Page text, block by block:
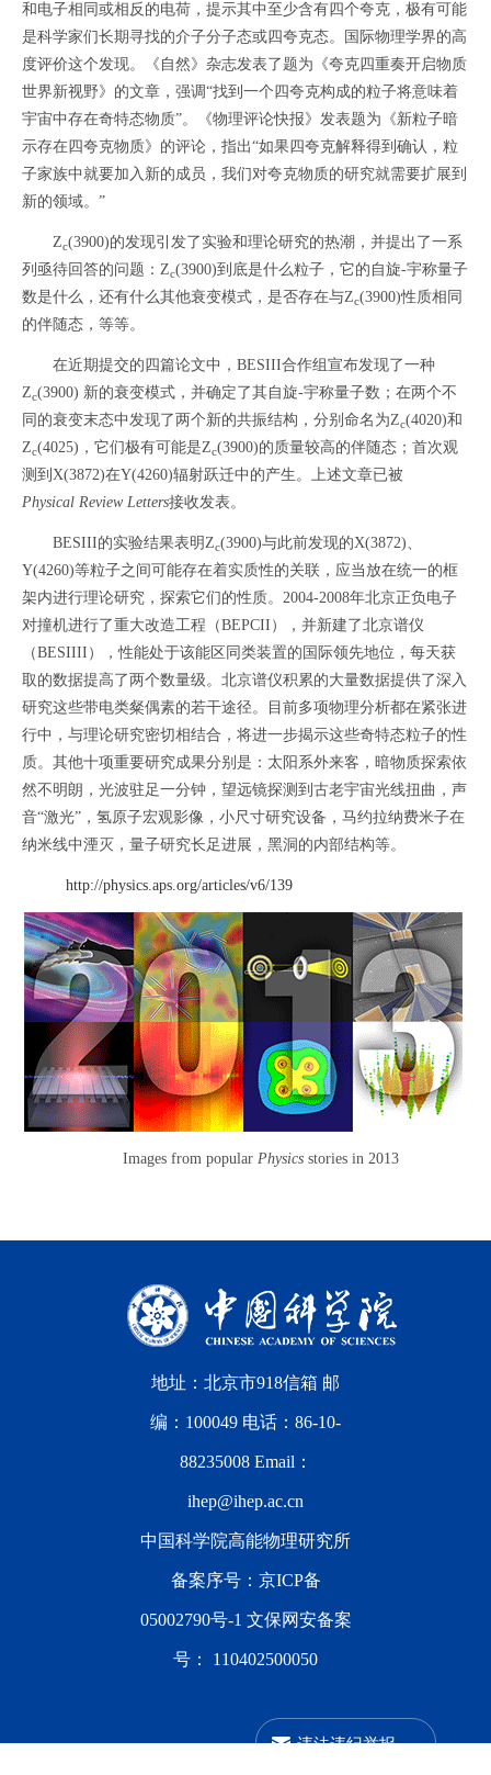
和电子相同或相反的电荷，提示其中至少含有四个夸克，极有可能
是科学家们长期寻找的介子分子态或四夸克态。国际物理学界的高
度评价这个发现。《自然》杂志发表了题为《夸克四重奏开启物质
世界新视野》的文章，强调“找到一个四夸克构成的粒子将意味着
宇宙中存在奇特态物质”。《物理评论快报》发表题为《新粒子暗
示存在四夸克物质》的评论，指出“如果四夸克解释得到确认，粒
子家族中就要加入新的成员，我们对夸克物质的研究就需要扩展到
新的领域。”
Zc(3900)的发现引发了实验和理论研究的热潮，并提出了一系
列亟待回答的问题：Zc(3900)到底是什么粒子，它的自旋-宇称量子
数是什么，还有什么其他衰变模式，是否存在与Zc(3900)性质相同
的伴随态，等等。
在近期提交的四篇论文中，BESIII合作组宣布发现了一种
Zc(3900) 新的衰变模式，并确定了其自旋-宇称量子数；在两个不
同的衰变末态中发现了两个新的共振结构，分别命名为Zc(4020)和
Zc(4025)，它们极有可能是Zc(3900)的质量较高的伴随态；首次观
测到X(3872)在Y(4260)辐射跃迁中的产生。上述文章已被
Physical Review Letters接收发表。
BESIII的实验结果表明Zc(3900)与此前发现的X(3872)、
Y(4260)等粒子之间可能存在着实质性的关联，应当放在统一的框
架内进行理论研究，探索它们的性质。2004-2008年北京正负电子
对撞机进行了重大改造工程（BEPCII），并新建了北京谱仪
（BESIIII），性能处于该能区同类装置的国际领先地位，每天获
取的数据提高了两个数量级。北京谱仪积累的大量数据提供了深入
研究这些带电类粲偶素的若干途径。目前多项物理分析都在紧张进
行中，与理论研究密切相结合，将进一步揭示这些奇特态粒子的性
质。其他十项重要研究成果分别是：太阳系外来客，暗物质探索依
然不明朗，光波驻足一分钟，望远镜探测到古老宇宙光线扭曲，声
音“激光”，氢原子宏观影像，小尺寸研究设备，马约拉纳费米子在
纳米线中湮灭，量子研究长足进展，黑洞的内部结构等。
http://physics.aps.org/articles/v6/139
Images from popular Physics stories in 2013
地址：北京市918信箱 邮
编：100049 电话：86-10-
88235008 Email：
ihep@ihep.ac.cn
中国科学院高能物理研究所
备案序号： 京ICP备
05002790号-1 文保网安备案
号： 110402500050
违法违纪举报